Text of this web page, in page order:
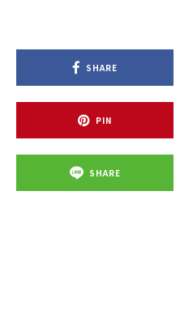
SHARE
PIN
SHARE